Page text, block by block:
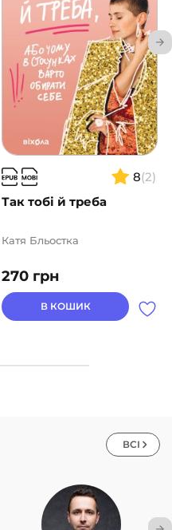
8(2)
Так тобі й треба
270 грн
Катя Бльостка
В КОШИК
ВСІ